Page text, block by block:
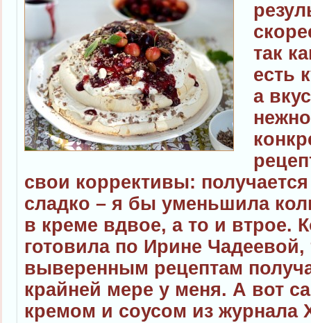
так
есть
а
свои коррективы:
сладко – я бы уменьшила
в креме вдвое, а то и втрое.
готовила по Ирине Чадеевой,
выверенным рецептам
крайней мере у меня. А вот
кремом и соусом из журнала